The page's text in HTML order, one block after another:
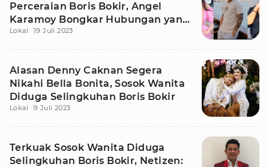
Perceraian Boris Bokir, Angel
Karamoy Bongkar Hubungan yang
Sebenarnya
Lokal 19 Juli 2023
Alasan Denny Caknan Segera
Nikahi Bella Bonita, Sosok Wanita
Diduga Selingkuhan Boris Bokir
Lokal 9 Juli 2023
Terkuak Sosok Wanita Diduga
Selingkuhan Boris Bokir, Netizen: